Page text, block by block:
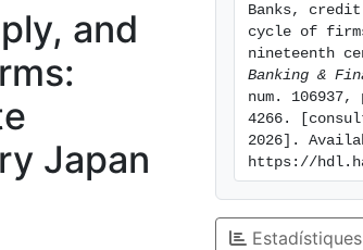
and
Japan
Banks,
cycle of
nineteenth
Banking &
num.
4266.
2026].
https://
Estadístiques